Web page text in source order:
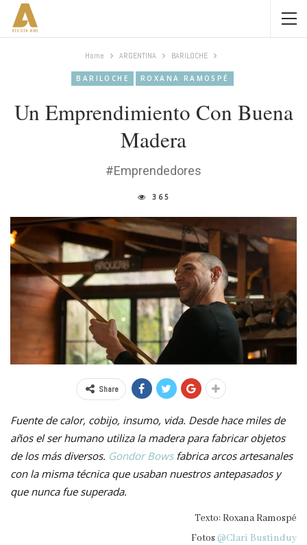
Home ARGENTINA BARILOCHE
BARILOCHE ROXANA RAMOSPÉ
Un Emprendimiento Con Buena
Madera
#Emprendedores
365
Share
Fuente de calor, cobijo, insumo, vida. Desde hace miles de
años el ser humano utiliza la madera para fabricar objetos
de los más diversos. Gondor Bowsfabrica arcos artesanales
con la misma técnica que usaban nuestros antepasados y
que nunca fue superada.
Texto: Roxana Ramospé
Fotos @Clari Bustinduy